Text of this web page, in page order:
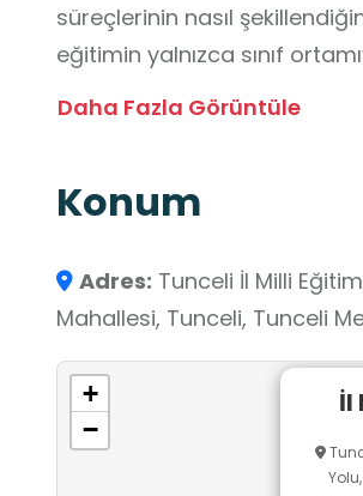
süreçlerinin nasıl
eğitimin yalnızca sınıf
sınıflardan ibaret
okul kavramını daha geniş
olarak taşıdıkları
kurumsal yapıya saygı,
kurumda uygun dil
Daha Fazla Görüntüle
Konum
Adres: Tunceli İl Milli
Mahallesi, Tunceli, Tunceli
İl
+
−